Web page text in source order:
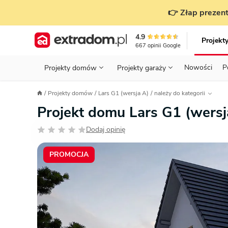
👉 Złap
4.9
667 opinii Google
Projekty domów Projekty garaży Nowości
Projekty domów Projekty garaży
Parterowe Piętrowe do 70 m²
KONDYGNACJE
POWIERZCHNIA
GARAŻ
DACH
STANOWISKA
TYP
PRZED BUDOWĄ - ETAP 1
Działka
WYBIERAM PROJEKT - ETAP 2
BUDUJĘ DOM - ETAP 3
URZĄDZAM DOM - ETAP 4
Projekty domów Lars G1 (wersja A) należy do kategorii
Projekt domu Lars G1
Dodaj opinię
PROMOCJA